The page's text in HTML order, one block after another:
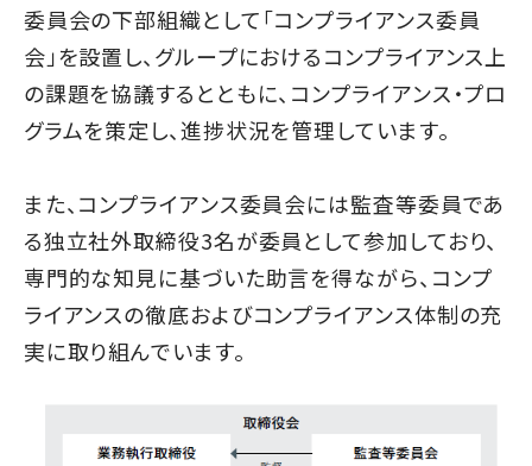
委員会の下部組織として「コンプライアンス委員
会」を設置し、グループにおけるコンプライアンス上
の課題を協議するとともに、コンプライアンス・プロ
グラムを策定し、進捗状況を管理しています。
また、コンプライアンス委員会には監査等委員であ
る独立社外取締役3名が委員として参加しており、
専門的な知見に基づいた助言を得ながら、コンプ
ライアンスの徹底およびコンプライアンス体制の充
実に取り組んでいます。